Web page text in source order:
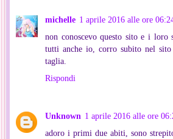
michelle 1 aprile 2016 alle ore
non conoscevo questo sito e i
tutti anche io, corro subito nel
taglia.
Rispondi
Unknown 1 aprile 2016 alle ore
adoro i primi due abiti, sono